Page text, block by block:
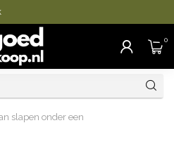
0
slapen onder een